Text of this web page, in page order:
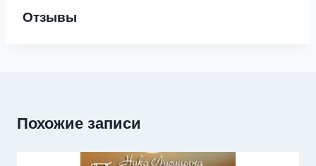
Отзывы
Похожие записи